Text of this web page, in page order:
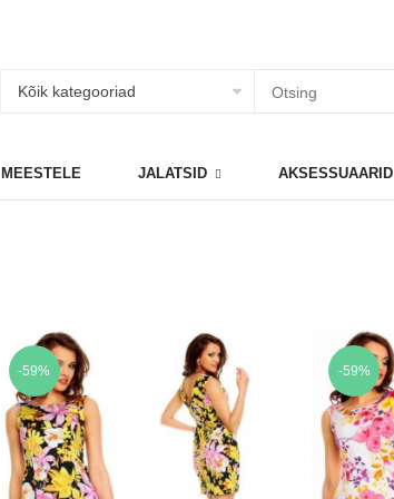
MEESTELE JALATSID AKSESSUAARID
-59% -59%